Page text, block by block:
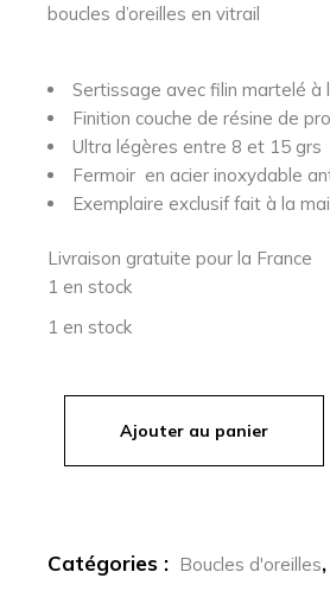
boucles d’oreilles en vitrail
Sertissage avec filin martelé à
Finition couche de résine de
Ultra légères entre 8 et 15 grs
Fermoir en acier inoxydable
Exemplaire exclusif fait à la
Livraison gratuite pour la France
1 en stock
1 en stock
quantité de ALLURE - boucles
Ajouter au panier
Catégories : Boucles d'oreilles,